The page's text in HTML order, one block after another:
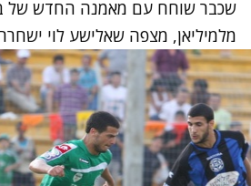
שכבר שוחח עם מאמנה החדש של
מלמיליאן, מצפה שאלישע לוי